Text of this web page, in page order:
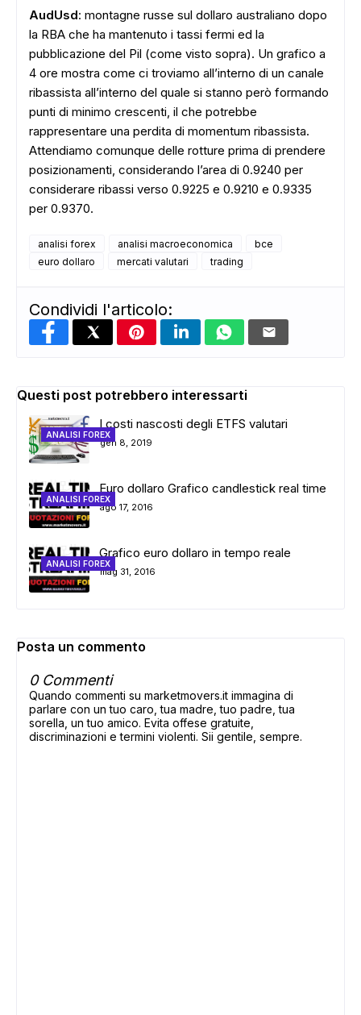
AudUsd: montagne russe sul dollaro australiano dopo
la RBA che ha mantenuto i tassi fermi ed la
pubblicazione del Pil (come visto sopra). Un grafico a
4 ore mostra come ci troviamo all’interno di un canale
ribassista all’interno del quale si stanno però formando
punti di minimo crescenti, il che potrebbe
rappresentare una perdita di momentum ribassista.
Attendiamo comunque delle rotture prima di prendere
posizionamenti, considerando l’area di 0.9240 per
considerare ribassi verso 0.9225 e 0.9210 e 0.9335
per 0.9370.
analisi forex analisi macroeconomica
bce
euro dollaro
mercati valutari trading
Condividi l'articolo:
Questi post potrebbero interessarti
ANALISI FOREX
I costi nascosti degli ETFS valutari
gen 8, 2019
ANALISI FOREX
Euro dollaro Grafico candlestick real time
ago 17, 2016
ANALISI FOREX
Grafico euro dollaro in tempo reale
mag 31, 2016
Posta un commento
0 Commenti
Quando commenti su marketmovers.it immagina di
parlare con un tuo caro, tua madre, tuo padre, tua
sorella, un tuo amico. Evita offese gratuite,
discriminazioni e termini violenti. Sii gentile, sempre.